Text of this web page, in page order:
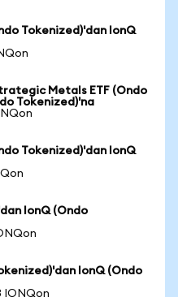
Tokenized)'dan IonQ
Metals ETF (Ondo
Tokenized)'na
Tokenized)'dan IonQ
IonQ (Ondo
IonQ (Ondo
IONQon